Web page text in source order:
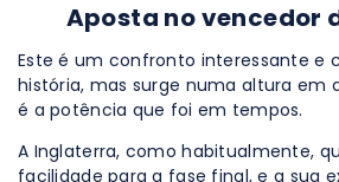
Aposta no vencedor
Este é um confronto interessante e
história, mas surge numa altura em
é a potência que foi em tempos.
A Inglaterra, como habitualmente,
facilidade para a fase final, e a sua